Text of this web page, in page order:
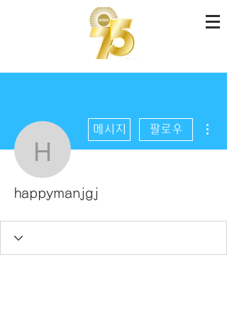
happymanjgj
메시지 팔로우
happymanjgj